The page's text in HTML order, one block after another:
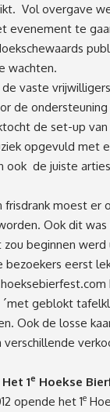
Vol overgave
evenement te
wachten.
vaste
de
de set-up
opgevuld met
ook de juiste
frisdrank moest er
Ook dit
beginnen werd
bezoekers eerst
geblokt
Ook de losse
1e Hoekse
opende het 1e